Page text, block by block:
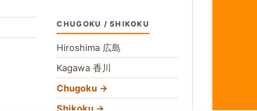
CHUGOKU / SHIKOKU
Hiroshima 広島
Kagawa香川
Chugoku
Shikoku